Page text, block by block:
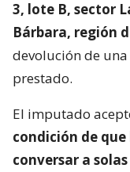
3, lote B, sector
Bárbara, región
devolución de
prestado.
El imputado
condición de
conversar a